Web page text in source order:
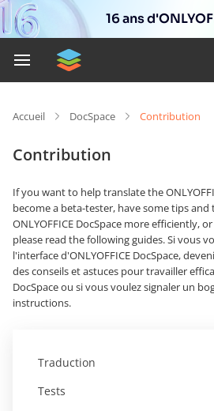
16 ans
Accueil DocSpace Contribution
Contribution
If you want to help translate the
become a beta-tester, have some tips
ONLYOFFICE DocSpace more efficiently,
please read the following guides. Si vous
l'interface d'ONLYOFFICE DocSpace,
des conseils et astuces pour travailler
DocSpace ou si vous voulez signaler un
instructions.
Traduction
Tests